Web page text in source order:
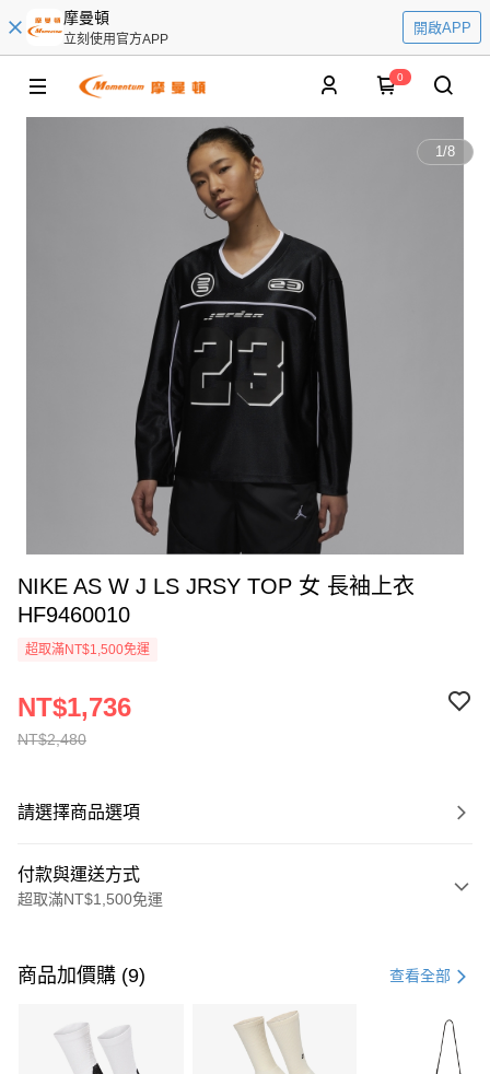
摩曼頓
立刻使用官方APP
開啟APP
0
1/8
NIKE AS W J LS JRSY TOP 女 長袖上衣
HF9460010
超取滿NT$1,500免運
NT$2,480
NT$1,736
請選擇商品選項
付款與運送方式
超取滿NT$1,500免運
信用卡一次付款
3 期 0 利率 每期 21家銀行
商品加價購 (9) 查看全部